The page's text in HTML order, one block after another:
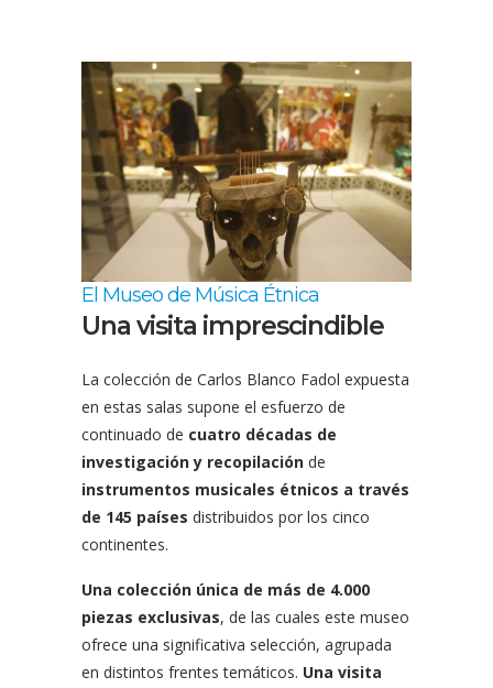
El Museo de Música Étnica
Una visita imprescindible
La colección de Carlos Blanco Fadol expuesta
en estas salas supone el esfuerzo de
continuado de cuatro décadas de
investigación y recopilación de
instrumentos musicales étnicos a través
de 145 países distribuidos por los cinco
continentes.
Una colección única de más de 4.000
piezas exclusivas, de las cuales este museo
ofrece una significativa selección, agrupada
en distintos frentes temáticos. Una visita